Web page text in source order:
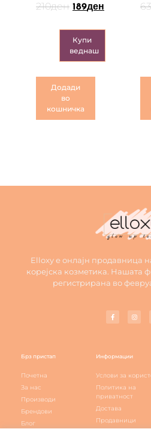
210ден 189ден
Купи
веднаш
Додади
во
кошничка
Elloxy е онлајн продавница
корејска козметика.
регистрирана во
Брз пристап
Почетна
За нас
Производи
Брендови
Блог
Информации
Услови за
Политика на
приватност
Достава
Продавници